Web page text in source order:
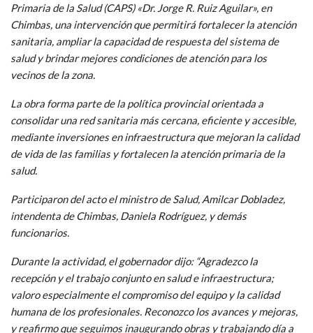
Primaria de la Salud (CAPS) «Dr. Jorge R. Ruiz Aguilar», en
Chimbas, una intervención que permitirá fortalecer la atención
sanitaria, ampliar la capacidad de respuesta del sistema de
salud y brindar mejores condiciones de atención para los
vecinos de la zona.
La obra forma parte de la política provincial orientada a
consolidar una red sanitaria más cercana, eficiente y accesible,
mediante inversiones en infraestructura que mejoran la calidad
de vida de las familias y fortalecen la atención primaria de la
salud.
Participaron del acto el ministro de Salud, Amilcar Dobladez,
intendenta de Chimbas, Daniela Rodríguez, y demás
funcionarios.
Durante la actividad, el gobernador dijo: “Agradezco la
recepción y el trabajo conjunto en salud e infraestructura;
valoro especialmente el compromiso del equipo y la calidad
humana de los profesionales. Reconozco los avances y mejoras,
y reafirmo que seguimos inaugurando obras y trabajando día a